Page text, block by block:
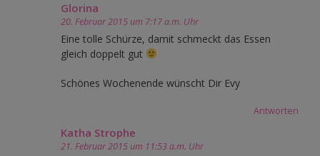
Glorina
20. Februar 2015 um 7:17 a.m. Uhr
Eine tolle Schürze, damit schmeckt das Essen
gleich doppelt gut
Schönes Wochenende wünscht Dir Evy
Antworten
Katha Strophe
21. Februar 2015 um 11:53 a.m. Uhr